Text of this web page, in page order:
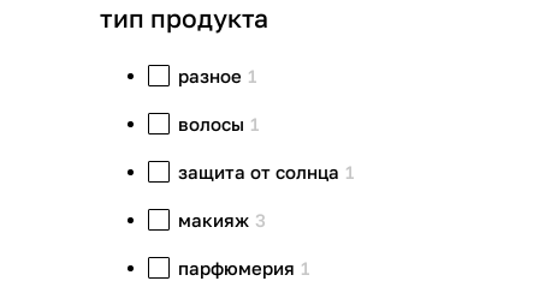
тип продукта
разное 1
волосы 1
защита от солнца 1
макияж 3
парфюмерия 1